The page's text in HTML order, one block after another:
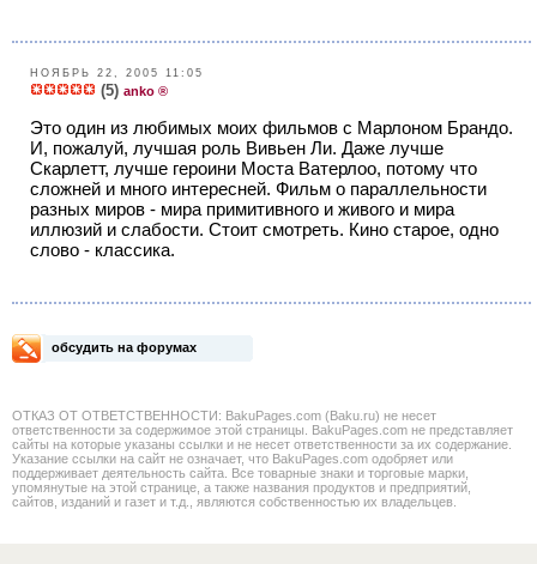
НОЯБРЬ 22, 2005 11:05
(5) anko ®
Это один из любимых моих фильмов с Марлоном Брандо.
И, пожалуй, лучшая роль Вивьен Ли. Даже лучше
Скарлетт, лучше героини Моста Ватерлоо, потому что
сложней и много интересней. Фильм о параллельности
разных миров - мира примитивного и живого и мира
иллюзий и слабости. Стоит смотреть. Кино старое, одно
слово - классика.
обсудить на форумах
ОТКАЗ ОТ ОТВЕТСТВЕННОСТИ: BakuPages.com (Baku.ru) не несет
ответственности за содержимое этой страницы. BakuPages.com не представляет
сайты на которые указаны ссылки и не несет ответственности за их содержание.
Указание ссылки на сайт не означает, что BakuPages.com одобряет или
поддерживает деятельность сайта. Все товарные знаки и торговые марки,
упомянутые на этой странице, а также названия продуктов и предприятий,
сайтов, изданий и газет и т.д., являются собственностью их владельцев.